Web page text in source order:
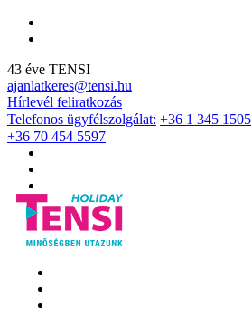
43 éve TENSI
ajanlatkeres@tensi.hu
Hírlevél feliratkozás
Telefonos ügyfélszolgálat: +36 1 345 1505
+36 70 454 5597